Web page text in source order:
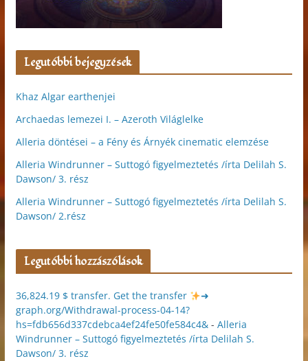
Legutóbbi bejegyzések
Khaz Algar earthenjei
Archaedas lemezei I. – Azeroth Világlelke
Alleria döntései – a Fény és Árnyék cinematic elemzése
Alleria Windrunner – Suttogó figyelmeztetés /írta Delilah S.
Dawson/ 3. rész
Alleria Windrunner – Suttogó figyelmeztetés /írta Delilah S.
Dawson/ 2.rész
Legutóbbi hozzászólások
36,824.19 $ transfer. Get the transfer
➜
graph.org/Withdrawal-process-04-14?
hs=fdb656d337cdebca4ef24fe50fe584c4&- Alleria
Windrunner – Suttogó figyelmeztetés /írta Delilah S.
Dawson/ 3. rész